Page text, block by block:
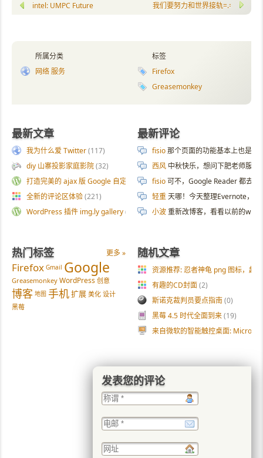
intel: UMPC Future 我们要努力和世界接轨=.=
标签
Firefox
Greasemonkey
所属分类
网络 服务
最新文章
我为什么爱 Twitter(117)
diy 山寨投影家庭影院(32)
打造完美的 ajax 版 Google 自定义搜索 (187)
全新的评论区体验(221)
WordPress 插件 img.ly gallery(54)
更多 »
热门标签
Firefox Gmail Google
Greasemonkey WordPress 创意
博客 地图 手机扩展 美化 设计
黑莓
最新评论
fisio那个页面的功能基本上也是
西风 中秋快乐，想问下肥老师服
fisio可不，Google Reader 都去
轻重天哪！今天整理Evernote，
小波重新改博客，看看以前的wp
随机文章
资源推荐: 忍者神龟 png 图标，超
有趣的CD封面(2)
斯诺克裁判员要点指南(0)
黑莓 4.5 时代全面到来(19)
来自微软的智能触控桌面:
发表您的评论